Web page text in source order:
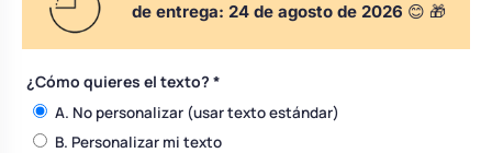
y pala tarta
damas de honor
de entrega: 24 de agosto de 2026 😊 🎁
¿Cómo quieres el texto? *
A. No personalizar (usar texto estándar)
B. Personalizar mi texto